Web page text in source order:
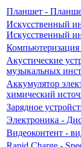
Планшет -
Искусственный
Искусственный
Компьютеризация
Акустические
музыкальных
Аккумулятор
химический
Зарядное
Электроника -
Видеоконтент -